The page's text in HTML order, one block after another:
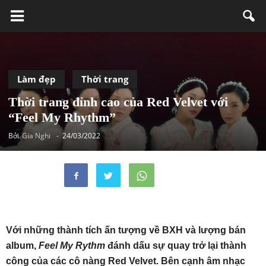
Làm đẹp Thời trang
Thời trang đỉnh cao của Red Velvet với
“Feel My Rhythm”
BởiGia Nghi - 24/03/2022
Với những thành tích ấn tượng về BXH và lượng bán
album, Feel My Rythm đánh dấu sự quay trở lại thành
công của các cô nàng Red Velvet. Bên cạnh âm nhạc